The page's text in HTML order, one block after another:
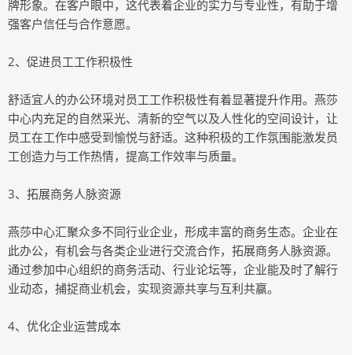
牌形象。在客户眼中，这代表着企业的实力与专业性，有助于增
强客户信任与合作意愿。
2、促进员工工作积极性
舒适宜人的办公环境对员工工作积极性有着显著提升作用。燕莎
中心内充足的自然采光、清新的空气以及人性化的空间设计，让
员工在工作中感受到愉悦与舒适。这种积极的工作氛围能激发员
工创造力与工作热情，提高工作效率与质量。
3、拓展商务人脉资源
燕莎中心汇聚众多不同行业企业，形成丰富的商务生态。企业在
此办公，有机会与各类企业进行交流合作，拓展商务人脉资源。
通过参加中心组织的商务活动、行业论坛等，企业能及时了解行
业动态，捕捉商业机会，实现资源共享与互利共赢。
4、优化企业运营成本